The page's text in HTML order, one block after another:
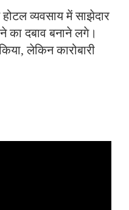
व्यवसाय में साझेदार
का दबाव बनाने लगे।
लेकिन कारोबारी